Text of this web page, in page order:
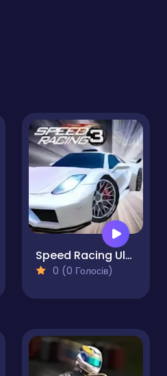
Speed Racing Ultimate 3
0 (0 Голосів)